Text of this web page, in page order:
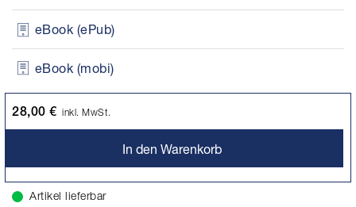
eBook (ePub)
eBook (mobi)
28,00 € inkl. MwSt.
In den Warenkorb
Artikel lieferbar